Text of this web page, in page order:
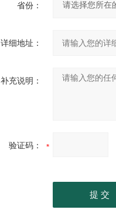
省份：
详细地址：
补充说明：
验证码：